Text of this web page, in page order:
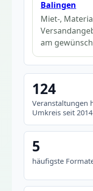
Balingen
Miet-,
am
124
Veranstaltungen
Umkreis seit
5
häufigste